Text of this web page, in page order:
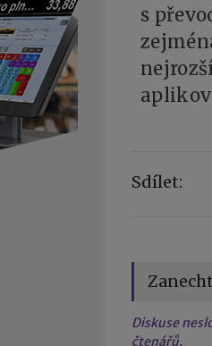
s
Sdílet:
Diskuse
čtenářů.